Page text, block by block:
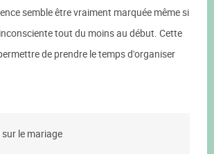
semble être vraiment marquée même si
tout du moins au début. Cette
de prendre le temps d'organiser
le mariage